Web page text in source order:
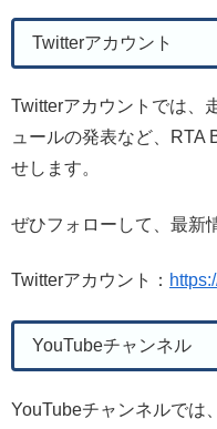
Twitterアカウント
Twitterアカウントでは、
ュールの発表など、RTA
せします。
ぜひフォローして、最新
Twitterアカウント：
YouTubeチャンネル
YouTubeチャンネルでは